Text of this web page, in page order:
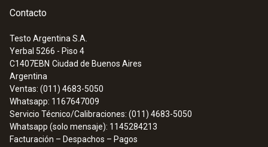
Contacto
Testo Argentina S.A.
Yerbal 5266 - Piso 4
C1407EBN Ciudad de Buenos Aires
Argentina
Ventas: (011) 4683-5050
Whatsapp: 1167647009
Servicio Técnico/Calibraciones: (011) 4683-5050
Whatsapp (solo mensaje): 1145284213
Facturación – Despachos – Pagos